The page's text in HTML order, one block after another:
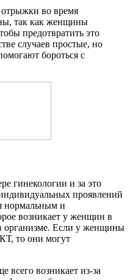
отрыжки во время
так как женщины
предотвратить это
случаев простые, но
бороться с
гинекологии и за это
проявлений
нормальным и
возникает у женщин в
организме. Если у женщины
то они могут
всего возникает из-за